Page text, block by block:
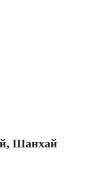
Шанхай